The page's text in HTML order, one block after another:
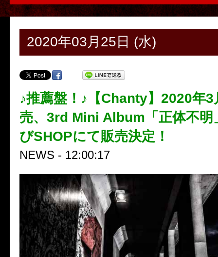
2020年03月25日 (水)
♪推薦盤！♪【Chanty】2020年3
売、3rd Mini Album「正体不明
びSHOPにて販売決定！
NEWS - 12:00:17